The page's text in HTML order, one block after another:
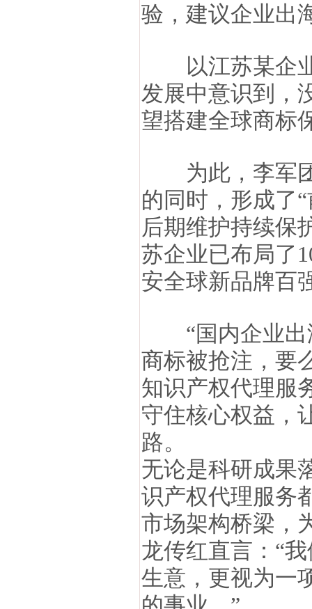
验，建议企业出
以江苏某企业
发展中意识到，
望搭建全球商标
为此，李军团
的同时，形成了
后期维护持续保
苏企业已布局了
安全球新品牌百
“国内企业出
商标被抢注，要
知识产权代理服
守住核心权益，
路。
无论是科研成果
识产权代理服务
市场架构桥梁，
龙传红直言：“
生意，更视为一